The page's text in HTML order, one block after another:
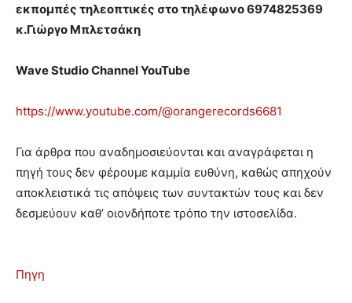
εκπομπές τηλεοπτικές στο τηλέφωνο 6974825369
κ.Γιώργο Μπλετσάκη
Wave Studio Channel YouTube
https://www.youtube.com/@orangerecords6681
Για άρθρα που αναδημοσιεύονται και αναγράφεται η
πηγή τους δεν φέρουμε καμμία ευθύνη, καθώς απηχούν
αποκλειστικά τις απόψεις των συντακτών τους και δεν
δεσμεύουν καθ’ οιονδήποτε τρόπο την ιστοσελίδα.
Πηγη